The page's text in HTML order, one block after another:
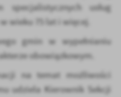
usług
wieku 75 lat i więcej.
gmin w wypełnianiu
obowiązkowym.
na temat możliwości
udziela Kierownik Sekcji